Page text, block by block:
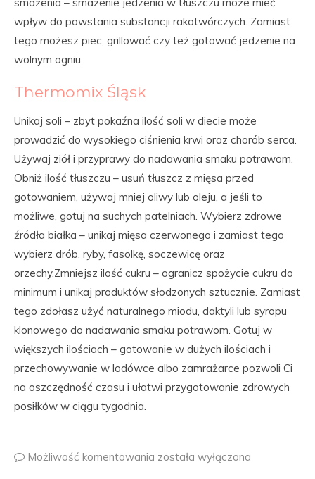
wpływ do powstania substancji rakotwórczych. Zamiast
tego możesz piec, grillować czy też gotować jedzenie na
wolnym ogniu.
Thermomix Śląsk
Unikaj soli – zbyt pokaźna ilość soli w diecie może
prowadzić do wysokiego ciśnienia krwi oraz chorób serca.
Używaj ziół i przyprawy do nadawania smaku potrawom.
Obniż ilość tłuszczu – usuń tłuszcz z mięsa przed
gotowaniem, używaj mniej oliwy lub oleju, a jeśli to
możliwe, gotuj na suchych patelniach. Wybierz zdrowe
źródła białka – unikaj mięsa czerwonego i zamiast tego
wybierz drób, ryby, fasolkę, soczewicę oraz
orzechy.Zmniejsz ilość cukru – ogranicz spożycie cukru do
minimum i unikaj produktów słodzonych sztucznie. Zamiast
tego zdołasz użyć naturalnego miodu, daktyli lub syropu
klonowego do nadawania smaku potrawom. Gotuj w
większych ilościach – gotowanie w dużych ilościach i
przechowywanie w lodówce albo zamrażarce pozwoli Ci
na oszczędność czasu i ułatwi przygotowanie zdrowych
posiłków w ciągu tygodnia.
Możliwość komentowania została wyłączona